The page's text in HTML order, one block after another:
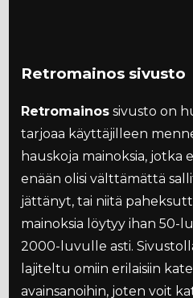
Retromainos sivusto
Retromainos sivusto on
tarjoaa käyttäjilleen
hauskoja mainoksia, jotka
enään olisi välttämättä
jättänyt, tai niitä
mainoksia löytyy ihan 50-
2000-luvulle asti.
lajiteltu omiin erilaisiin
avainsanoihin, joten voit